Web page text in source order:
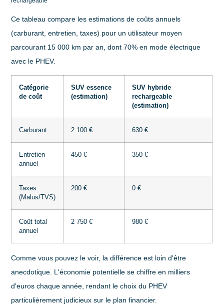
Ce tableau compare les estimations de coûts annuels
(carburant, entretien, taxes) pour un utilisateur moyen
parcourant 15 000 km par an, dont 70% en mode électrique
avec le PHEV.
Catégorie
de coût
SUV essence
(estimation)
SUV hybride
rechargeable
(estimation)
Carburant 2 100 € 630 €
Entretien
annuel
450 € 350 €
Taxes
(Malus/TVS)
200 € 0 €
Coût total
annuel
2 750 € 980 €
Comme vous pouvez le voir, la différence est loin d'être
anecdotique. L'économie potentielle se chiffre en milliers
d'euros chaque année, rendant le choix du PHEV
particulièrement judicieux sur le plan financier.